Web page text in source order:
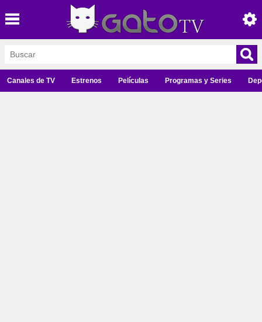
Canales de TV Estrenos Películas Programas y Series